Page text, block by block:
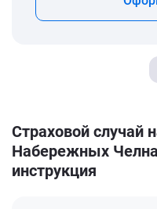
Страховой случай
Набережных
инструкция